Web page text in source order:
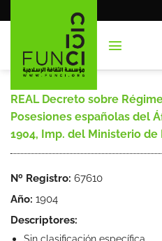
al
REAL Decreto sobre
Posesiones españolas del
1904, Imp. del Ministerio de
Nº Registro: 67610
Año: 1904
Descriptores: